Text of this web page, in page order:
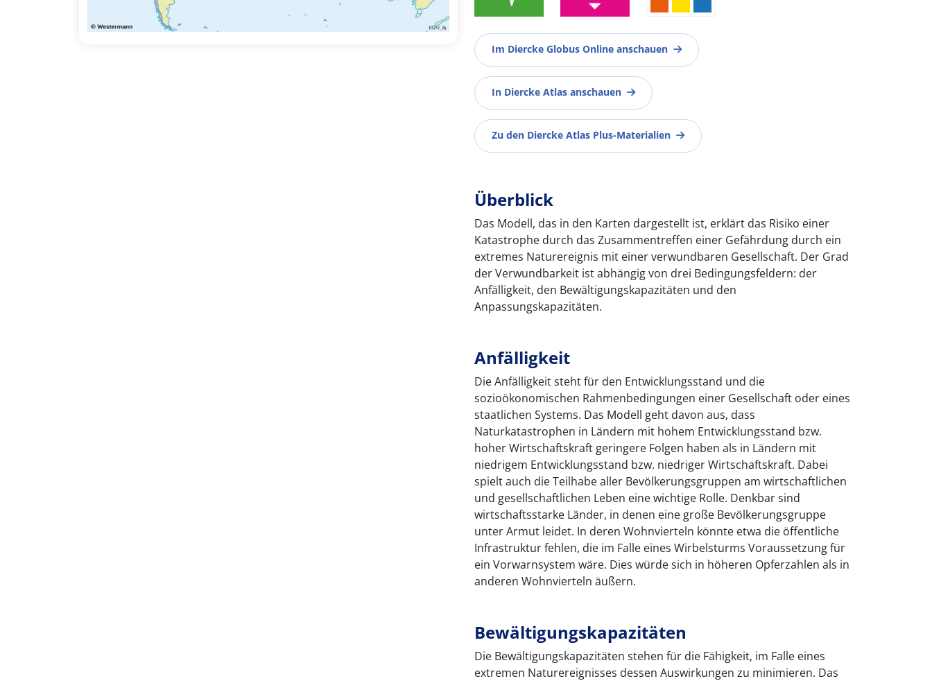
Im Diercke Globus Online anschauen
In Diercke Atlas anschauen
Zu den Diercke Atlas Plus-Materialien
Überblick
Das Modell, das in den Karten dargestellt ist, erklärt das Risiko einer
Katastrophe durch das Zusammentreffen einer Gefährdung durch ein
extremes Naturereignis mit einer verwundbaren Gesellschaft. Der Grad
der Verwundbarkeit ist abhängig von drei Bedingungsfeldern: der
Anfälligkeit, den Bewältigungskapazitäten und den
Anpassungskapazitäten.
Anfälligkeit
Die Anfälligkeit steht für den Entwicklungsstand und die
sozioökonomischen Rahmenbedingungen einer Gesellschaft oder eines
staatlichen Systems. Das Modell geht davon aus, dass
Naturkatastrophen in Ländern mit hohem Entwicklungsstand bzw.
hoher Wirtschaftskraft geringere Folgen haben als in Ländern mit
niedrigem Entwicklungsstand bzw. niedriger Wirtschaftskraft. Dabei
spielt auch die Teilhabe aller Bevölkerungsgruppen am wirtschaftlichen
und gesellschaftlichen Leben eine wichtige Rolle. Denkbar sind
wirtschaftsstarke Länder, in denen eine große Bevölkerungsgruppe
unter Armut leidet. In deren Wohnvierteln könnte etwa die öffentliche
Infrastruktur fehlen, die im Falle eines Wirbelsturms Voraussetzung für
ein Vorwarnsystem wäre. Dies würde sich in höheren Opferzahlen als in
anderen Wohnvierteln äußern.
Bewältigungskapazitäten
Die Bewältigungskapazitäten stehen für die Fähigkeit, im Falle eines
extremen Naturereignisses dessen Auswirkungen zu minimieren. Das